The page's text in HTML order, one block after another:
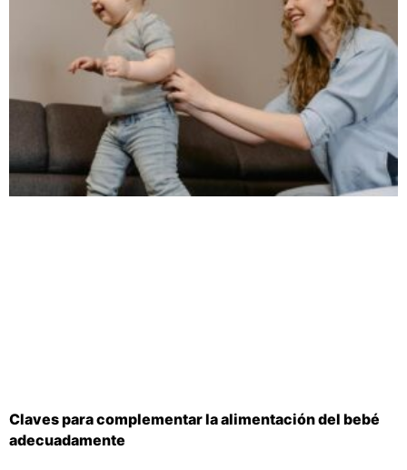
Claves para complementar la alimentación del bebé
adecuadamente